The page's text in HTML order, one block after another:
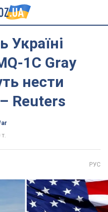
1C Gray
нести
Reuters
РУС